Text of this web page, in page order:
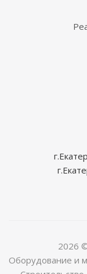
2026
Оборудование и